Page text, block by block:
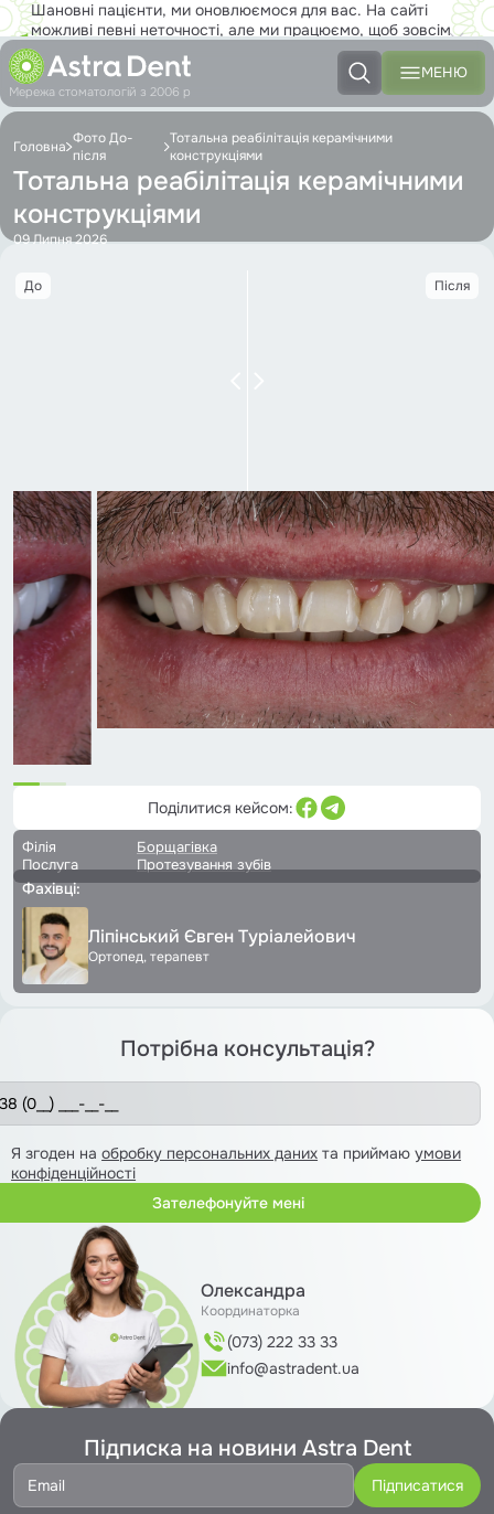
Шановні пацієнти, ми оновлюємося для вас. На сайті
можливі певні неточності, але ми працюємо, щоб зовсім
скоро ви з задоволенням користувалися новим сайтом на
повну!
Мережа стоматологій з 2006 р
МЕНЮ
Головна Фото До-
після
Тотальна реабілітація керамічними
конструкціями
Тотальна реабілітація керамічними
конструкціями
09 Липня 2026
До Після
Поділитися кейсом:
Філія
Борщагівка
Послуга
Протезування зубів
Фахівці:
Ліпінський Євген Туріалейович
Ортопед, терапевт
Потрібна консультація?
Я згоден наобробку персональних даних та приймаюумови
конфіденційності
Олександра
Координаторка
(073) 222 33 33
info@astradent.ua
Підписка на новини Astra Dent